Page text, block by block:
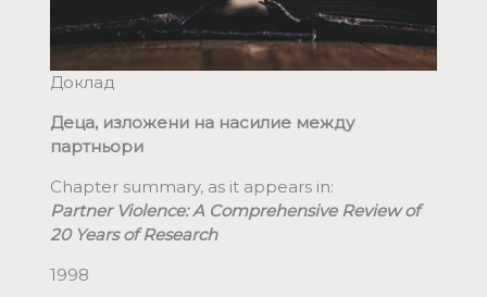
Доклад
Деца, изложени на насилие между
партньори
Chapter summary, as it appears in:
Partner Violence: A Comprehensive Review of
20 Years of Research
1998